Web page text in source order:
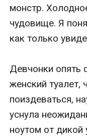
монстр.
чудовище. Я
как только
Девчонки опять
женский туалет,
поиздеваться,
уснула
ноутом от дикой